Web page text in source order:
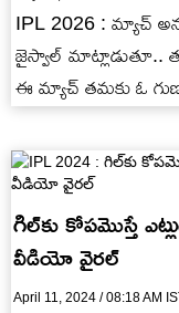
IPL 2026 : మ్యాచ్
జైస్వాల్ మాట్లాడుతూ..
ఈ మ్యాచ్ తమకు ఓ
గిల్‌కు కోప‌మొస్తే
వీడియో వైరల్
April 11, 2024 / 08:18 AM